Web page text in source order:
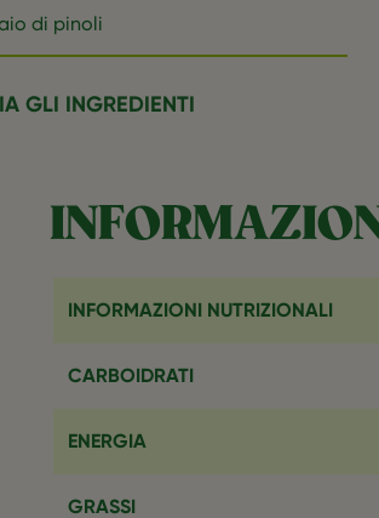
di pinoli
GLI INGREDIENTI
INFORMAZIONI NUTRIZIONALI
CARBOIDRATI
ENERGIA
GRASSI